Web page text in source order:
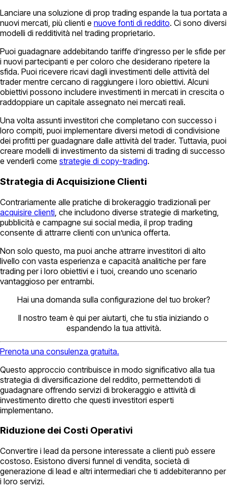
Lanciare una soluzione di prop trading espande la tua portata a
nuovi mercati, più clienti e nuove fonti di reddito. Ci sono diversi
modelli di redditività nel trading proprietario.
Puoi guadagnare addebitando tariffe d’ingresso per le sfide per
i nuovi partecipanti e per coloro che desiderano ripetere la
sfida. Puoi ricevere ricavi dagli investimenti delle attività del
trader mentre cercano di raggiungere i loro obiettivi. Alcuni
obiettivi possono includere investimenti in mercati in crescita o
raddoppiare un capitale assegnato nei mercati reali.
Una volta assunti investitori che completano con successo i
loro compiti, puoi implementare diversi metodi di condivisione
dei profitti per guadagnare dalle attività del trader. Tuttavia, puoi
creare modelli di investimento da sistemi di trading di successo
e venderli come strategie di copy-trading.
Strategia di Acquisizione Clienti
Contrariamente alle pratiche di brokeraggio tradizionali per
acquisire clienti , che includono diverse strategie di marketing,
pubblicità e campagne sui social media, il prop trading
consente di attrarre clienti con un’unica offerta.
Non solo questo, ma puoi anche attrarre investitori di alto
livello con vasta esperienza e capacità analitiche per fare
trading per i loro obiettivi e i tuoi, creando uno scenario
vantaggioso per entrambi.
Hai una domanda sulla configurazione del tuo broker?
Il nostro team è qui per aiutarti, che tu stia iniziando o
espandendo la tua attività.
Prenota una consulenza gratuita.
Questo approccio contribuisce in modo significativo alla tua
strategia di diversificazione del reddito, permettendoti di
guadagnare offrendo servizi di brokeraggio e attività di
investimento diretto che questi investitori esperti
implementano.
Riduzione dei Costi Operativi
Convertire i lead da persone interessate a clienti può essere
costoso. Esistono diversi funnel di vendita, società di
generazione di lead e altri intermediari che ti addebiteranno per
i loro servizi.